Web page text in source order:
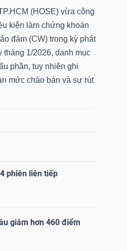
(HOSE) vừa công
kiện làm chứng khoán
đảm (CW) trong kỳ phát
tháng 1/2026, danh mục
phần, tuy nhiên ghi
mức chào bán và sự rút
phiên liên tiếp
giảm hơn 460 điểm